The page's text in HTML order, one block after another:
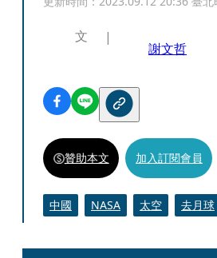
文
謝文哲
贊助本文 加入訂閱會員
中國 NASA 太空 去月球